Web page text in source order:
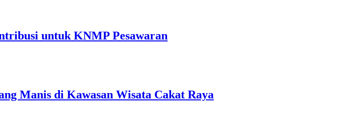
untuk KNMP Pesawaran
Manis di Kawasan Wisata Cakat Raya